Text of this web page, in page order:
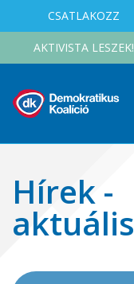
CSATLAKOZZ
AKTIVISTA LESZEK!
Hírek -
aktuális